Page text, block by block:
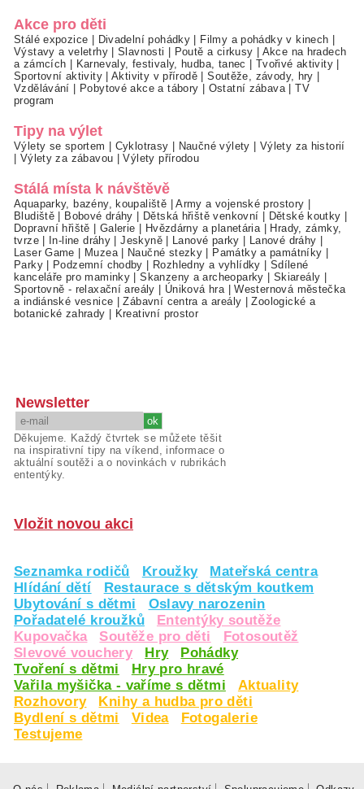
Akce pro děti
Stálé expozice Divadelní pohádky Filmy a pohádky v kinech
Výstavy a veletrhy|Slavnosti Poutě a cirkusy
Akce na hradech
a zámcích
Karnevaly, festivaly, hudba, tanec Tvořivé aktivity
Sportovní aktivity|Aktivity v přírodě |Soutěže, závody, hry
Vzdělávání
Pobytové akce a tábory Ostatní zábava |TV
program
Tipy na výlet
Výlety se sportem Cyklotrasy Naučné výlety
Výlety za historií
Výlety za zábavou |Výlety přírodou
Stálá místa k návštěvě
Aquaparky, bazény, koupaliště |Army a vojenské prostory
Bludiště
Bobové dráhy Dětská hřiště venkovní Dětské koutky
Dopravní hřiště
Galerie Hvězdárny a planetária
Hrady, zámky,
tvrze| In-line dráhy |Jeskyně| Lanové parky Lanové dráhy
Laser Game
Muzea| Naučné stezky Památky a památníky
Parky| Podzemní chodby Rozhledny a vyhlídky
Sdílené
kanceláře pro maminky |Skanzeny a archeoparky Skiareály
Sportovně - relaxační areály
Úniková hra |Westernová městečka
a indiánské vesnice |Zábavní centra a areály |Zoologické a
botanické zahrady
Kreativní prostor
Newsletter
Děkujeme. Každý čtvrtek se můžete těšit
na inspirativní tipy na víkend, informace o
aktuální soutěži a o novinkách v rubrikách
ententýky.
Vložit novou akci
Seznamka rodičů Kroužky
Mateřská centra
Hlídání dětí
Restaurace s dětským koutkem
Ubytování s dětmi
Oslavy narozenin
Pořadatelé kroužků
Ententýky soutěže
Kupovačka
Soutěže pro děti
Fotosoutěž
Slevové vouchery
Hry
Pohádky
Tvoření s dětmi
Hry pro hravé
Vařila myšička - vaříme s dětmi
Aktuality
Rozhovory
Knihy a hudba pro děti
Bydlení s dětmi
Videa
Fotogalerie
Testujeme